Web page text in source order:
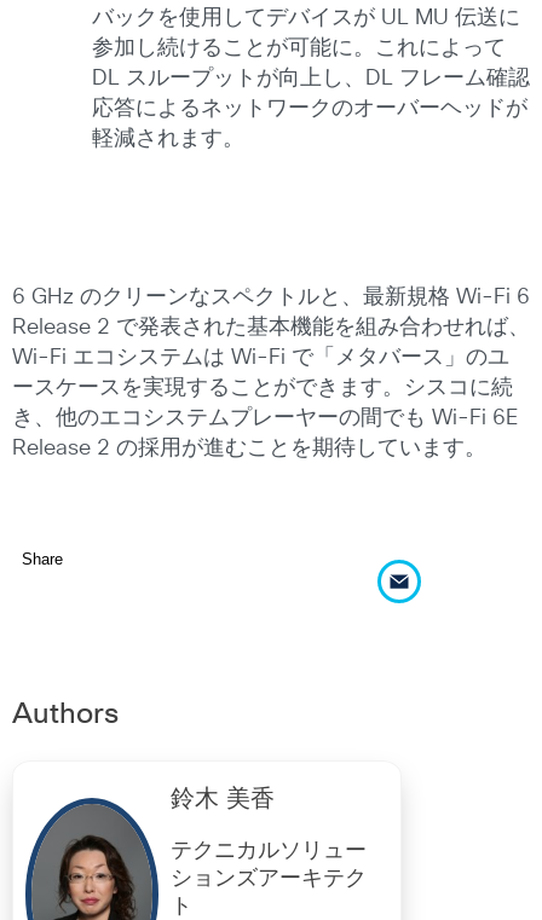
バックを使用してデバイスが UL MU 伝送に
参加し続けることが可能に。これによって
DL スループットが向上し、DL フレーム確認
応答によるネットワークのオーバーヘッドが
軽減されます。
6 GHz のクリーンなスペクトルと、最新規格 Wi-Fi 6
Release 2 で発表された基本機能を組み合わせれば、
Wi-Fi エコシステムは Wi-Fi で「メタバース」のユ
ースケースを実現することができます。シスコに続
き、他のエコシステムプレーヤーの間でも Wi-Fi 6E
Release 2 の採用が進むことを期待しています。
Share
Authors
鈴木 美香
テクニカルソリュー
ションズアーキテク
ト